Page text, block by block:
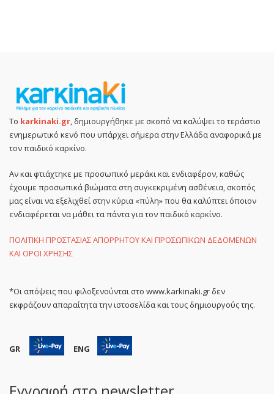
Το karkinaki.gr, δημιουργήθηκε με σκοπό να καλύψει το τεράστιο
ενημερωτικό κενό που υπάρχει σήμερα στην Ελλάδα αναφορικά με
τον παιδικό καρκίνο.
Αν και φτιάχτηκε με προσωπικό μεράκι και ενδιαφέρον, καθώς
έχουμε προσωπικά βιώματα στη συγκεκριμένη ασθένεια, σκοπός
μας είναι να εξελιχθεί στην κύρια «πύλη» που θα καλύπτει όποιον
ενδιαφέρεται να μάθει τα πάντα για τον παιδικό καρκίνο.
ΠΟΛΙΤΙΚΗ ΠΡΟΣΤΑΣΙΑΣ ΑΠΟΡΡΗΤΟΥ ΚΑΙ ΠΡΟΣΩΠΙΚΩΝ ΔΕΔΟΜΕΝΩΝ
ΚΑΙ ΟΡΟΙ ΧΡΗΣΗΣ
*Οι απόψεις που φιλοξενούνται στο www.karkinaki.gr δεν
εκφράζουν απαραίτητα την ιστοσελίδα και τους δημιουργούς της.
GR ENG